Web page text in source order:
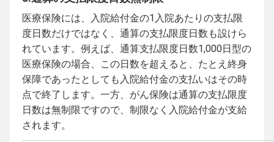
医療保険には、入院給付金の1入院あたりの支払限
度日数だけではなく、通算の支払限度日数も設けら
れています。例えば、通算支払限度日数1,000日型の
医療保険の場合、この日数を超えると、たとえ終身
保障であったとしても入院給付金の支払いはその時
点で終了します。一方、がん保険は通算の支払限度
日数は無制限ですので、制限なく入院給付金が支給
されます。